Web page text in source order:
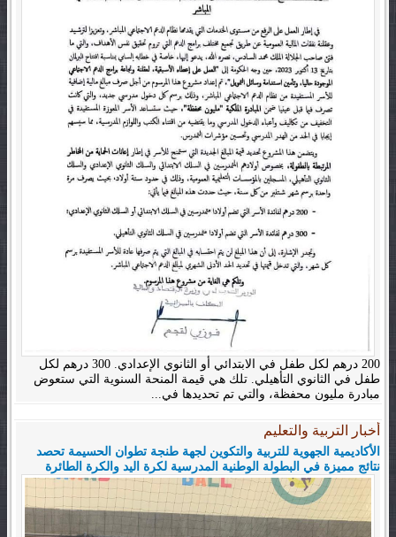
200 درهم لكل طفل في الابتدائي أو الثانوي الإعدادي. 300 درهم لكل
طفل في الثانوي التأهيلي. تلك هي قيمة المنحة السنوية التي ستعوض
مبادرة مليون محفظة، والتي تم تحديدها في...
أخبار التربية والتعليم
الأكاديمية الجهوية للتربية والتكوين لجهة طنجة تطوان الحسيمة تحصد
نتائج مميزة في البطولة الوطنية المدرسية لكرة اليد والكرة الطائرة